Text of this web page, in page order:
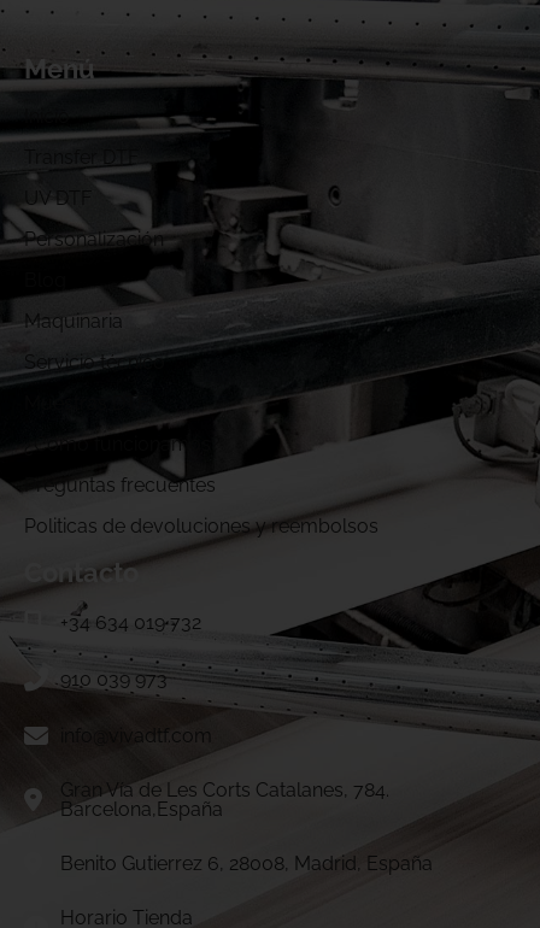
Menú
UV DTF
Personalización
Maquinaria
Servicio técnico
¿Cómo funcionamos?
Preguntas frecuentes
Politicas de devoluciones y reembolsos
Contacto
+34 634 019 732
910 039 973
info@vivadtf.com
Gran Vía de Les Corts Catalanes, 784.
Barcelona,España
Benito Gutierrez 6, 28008, Madrid, España
Horario Tienda